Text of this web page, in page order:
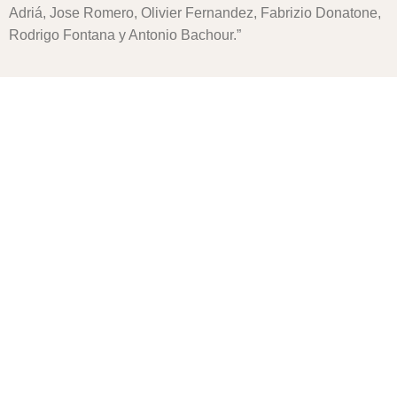
Adriá, Jose Romero, Olivier Fernandez, Fabrizio Donatone,
Rodrigo Fontana y Antonio Bachour.”